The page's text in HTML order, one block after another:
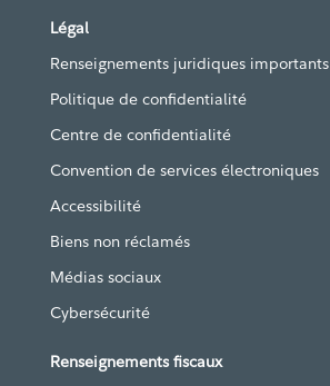
Légal
Renseignements juridiques importants
Politique de confidentialité
Centre de confidentialité
Convention de services électroniques
Accessibilité
Biens non réclamés
Médias sociaux
Cybersécurité
Renseignements fiscaux